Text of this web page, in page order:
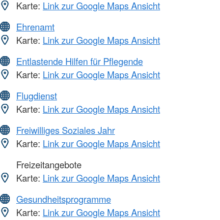
Karte: Link zur Google Maps Ansicht
Ehrenamt
Karte: Link zur Google Maps Ansicht
Entlastende Hilfen für Pflegende
Karte: Link zur Google Maps Ansicht
Flugdienst
Karte: Link zur Google Maps Ansicht
Freiwilliges Soziales Jahr
Karte: Link zur Google Maps Ansicht
Freizeitangebote
Karte: Link zur Google Maps Ansicht
Gesundheitsprogramme
Karte: Link zur Google Maps Ansicht